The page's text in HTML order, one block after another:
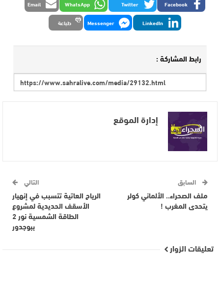
Facebook
Twitter
WhatsApp
Email
LinkedIn
Messenger طباعة
رابط المشاركة :
إدارة الموقع
السابق
ملف الصحراء.. الألماني كولر
يتحدى المغرب !
التالي
الرياح العاتية تتسبب في إنهيار
الأسقف الحديدية لمشروع
الطاقة الشمسية نور 2
ببوجدور
تعليقات الزوار